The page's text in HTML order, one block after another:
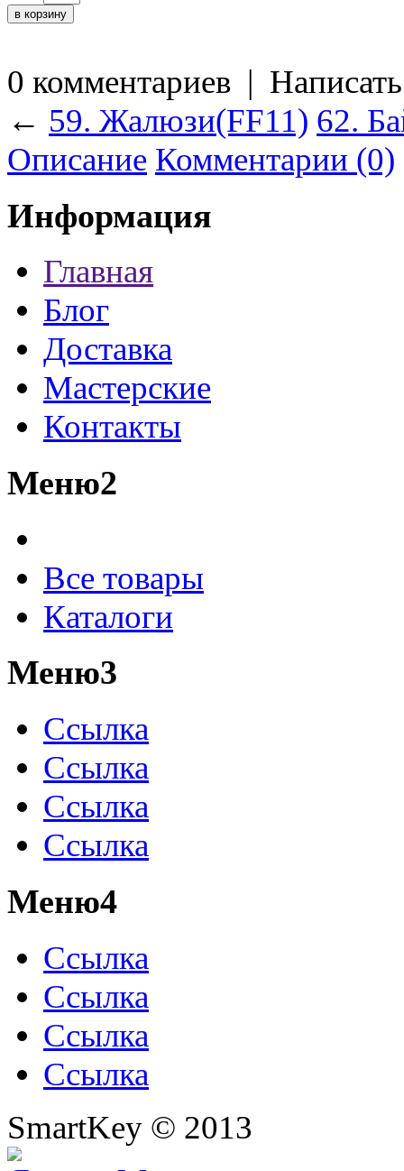
0 комментариев |
← 59. Жалюзи(FF11) 62.
Описание Комментарии (0)
Информация
Главная
Блог
Доставка
Мастерские
Контакты
Меню2
Все товары
Каталоги
Меню3
Ссылка
Ссылка
Ссылка
Ссылка
Меню4
Ссылка
Ссылка
Ссылка
Ссылка
SmartKey © 2013